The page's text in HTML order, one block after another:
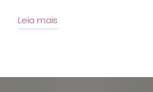
Leia mais